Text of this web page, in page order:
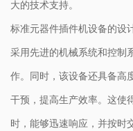
大的技术支持。
标准元器件插件机设备的设
采用先进的机械系统和控制
作。同时，该设备还具备高
干预，提高生产效率。这使
时，能够迅速响应，并按时